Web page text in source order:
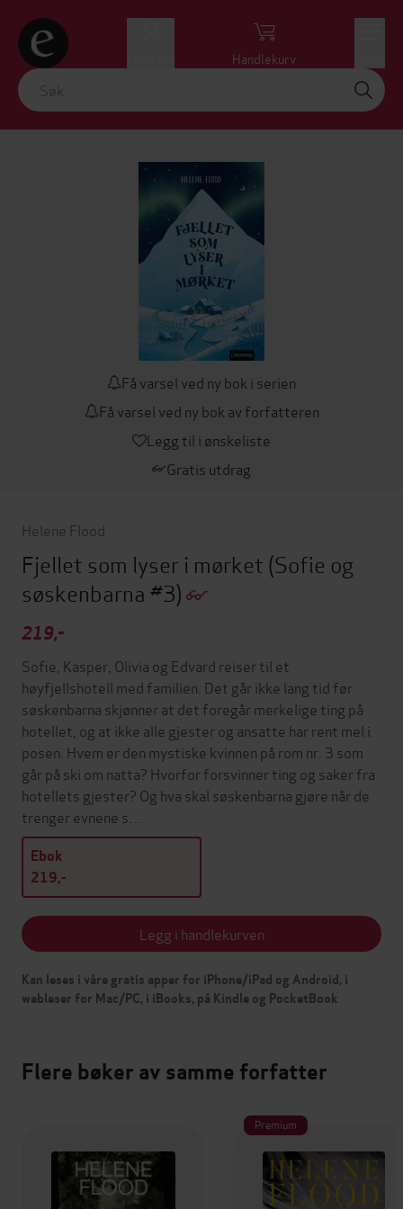
Handlekurv
Få varsel ved ny bok i serien
Få varsel ved ny bok av forfatteren
Legg til i ønskeliste
Gratis utdrag
Helene Flood
Fjellet som lyser i mørket (Sofie og
søskenbarna #3)
219,-
Sofie, Kasper, Olivia og Edvard reiser til et
høyfjellshotell med familien. Det går ikke lang tid før
søskenbarna skjønner at det foregår merkelige ting på
hotellet, og at ikke alle gjester og ansatte har rent mel i
posen. Hvem er den mystiske kvinnen på rom nr. 3 som
går på ski om natta? Hvorfor forsvinner ting og saker fra
hotellets gjester? Og hva skal søskenbarna gjøre når de
trenger evnene s…
Ebok
219,-
Legg i handlekurven
Kan leses i våre gratis apper for iPhone/iPad og Android, i
webleser for Mac/PC, i iBooks, på Kindle og PocketBook
Flere bøker av samme forfatter
Premium